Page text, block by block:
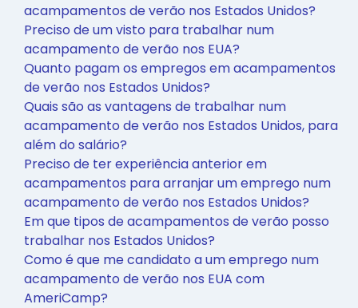
acampamentos de verão nos Estados Unidos?
Preciso de um visto para trabalhar num
acampamento de verão nos EUA?
Quanto pagam os empregos em acampamentos
de verão nos Estados Unidos?
Quais são as vantagens de trabalhar num
acampamento de verão nos Estados Unidos, para
além do salário?
Preciso de ter experiência anterior em
acampamentos para arranjar um emprego num
acampamento de verão nos Estados Unidos?
Em que tipos de acampamentos de verão posso
trabalhar nos Estados Unidos?
Como é que me candidato a um emprego num
acampamento de verão nos EUA com
AmeriCamp?